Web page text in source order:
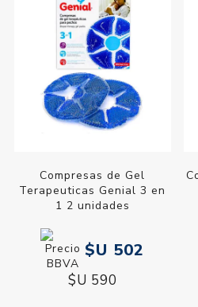
Compresas de Gel
Terapeuticas Genial 3 en
1 2 unidades
$U 502
$U 590